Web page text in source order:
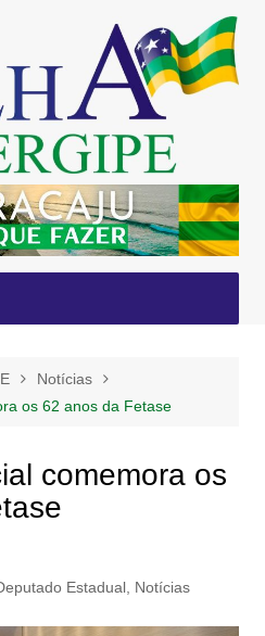
Notícias
os 62 anos da Fetase
comemora os
Estadual, Notícias